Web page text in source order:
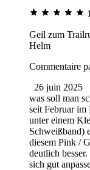
Geil zum
Helm
Commentaire
26 juin 2025
was soll man
seit Februar im
unter einem
Schweißband)
diesem Pink /
deutlich
sich gut